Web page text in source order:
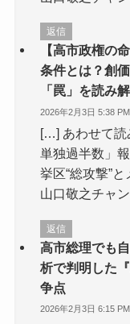
返信
【高市政権の
条件とは？創
「罠」を読み解
2026年2月3日 5:38 PM
[…] あわせて読
単独過半数」
挙区“総攻撃”
山口敬之チャ
返信
高市総理でも
析で判明した
争点
2026年2月3日 6:15 PM